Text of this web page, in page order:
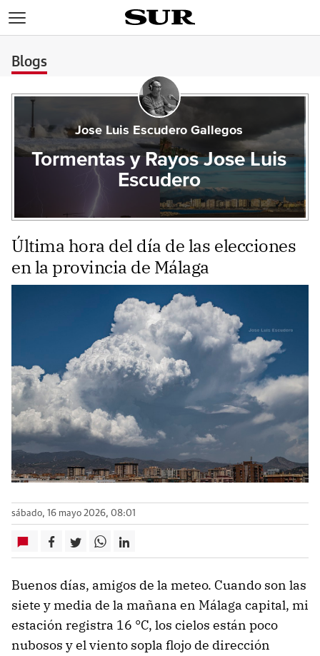
Blogs
Jose Luis Escudero Gallegos
Tormentas y Rayos Jose Luis
Escudero
Última hora del día de las elecciones
en la provincia de Málaga
sábado, 16 mayo 2026, 08:01
Buenos días, amigos de la meteo. Cuando son las
siete y media de la mañana en Málaga capital, mi
estación registra 16 °C, los cielos están poco
nubosos y el viento sopla flojo de dirección